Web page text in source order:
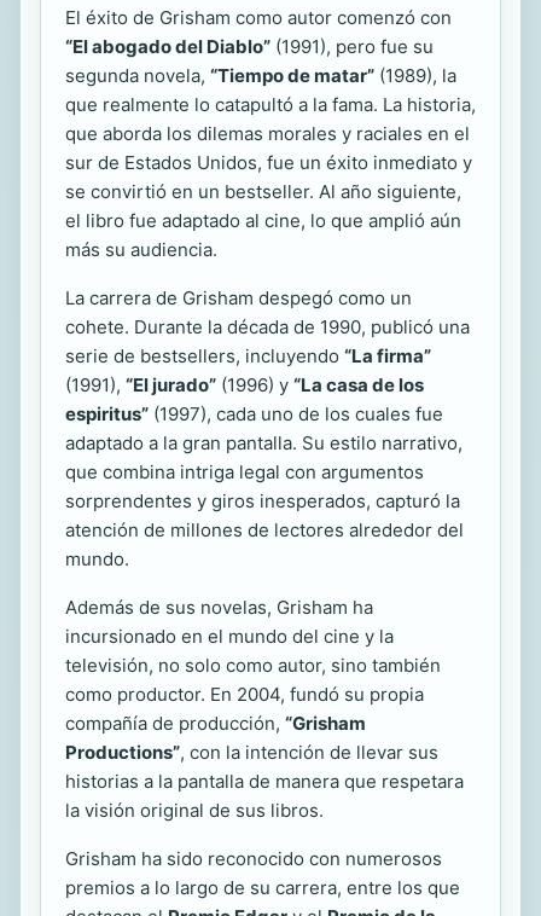
El éxito de Grisham como autor comenzó con
“El abogado del Diablo” (1991), pero fue su
segunda novela, “Tiempo de matar” (1989), la
que realmente lo catapultó a la fama. La historia,
que aborda los dilemas morales y raciales en el
sur de Estados Unidos, fue un éxito inmediato y
se convirtió en un bestseller. Al año siguiente,
el libro fue adaptado al cine, lo que amplió aún
más su audiencia.
La carrera de Grisham despegó como un
cohete. Durante la década de 1990, publicó una
serie de bestsellers, incluyendo “La firma”
(1991), “El jurado” (1996) y “La casa de los
espiritus” (1997), cada uno de los cuales fue
adaptado a la gran pantalla. Su estilo narrativo,
que combina intriga legal con argumentos
sorprendentes y giros inesperados, capturó la
atención de millones de lectores alrededor del
mundo.
Además de sus novelas, Grisham ha
incursionado en el mundo del cine y la
televisión, no solo como autor, sino también
como productor. En 2004, fundó su propia
compañía de producción, “Grisham
Productions”, con la intención de llevar sus
historias a la pantalla de manera que respetara
la visión original de sus libros.
Grisham ha sido reconocido con numerosos
premios a lo largo de su carrera, entre los que